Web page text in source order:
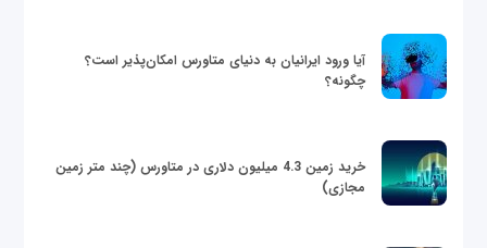
آیا ورود ایرانیان به دنیای متاورس امکان‌پذیر است؟
چگونه؟
خرید زمین 4.3 میلیون دلاری در متاورس (چند متر زمین
مجازی)